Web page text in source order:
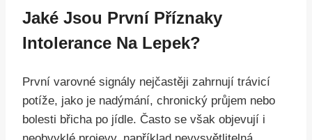
Jaké Jsou První Příznaky
Intolerance Na Lepek?
První varovné signály nejčastěji zahrnují trávicí
potíže, jako je nadýmání, chronický průjem nebo
bolesti břicha po jídle. Často se však objevují i